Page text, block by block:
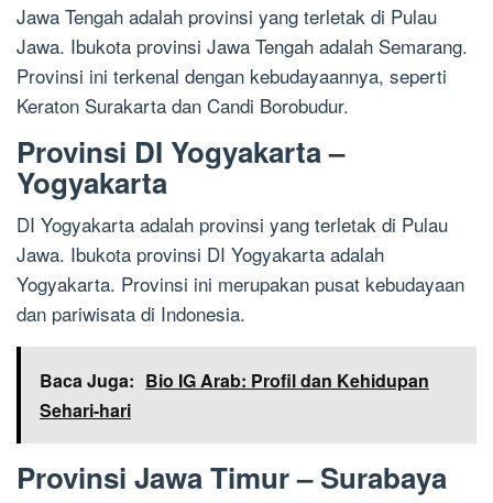
Jawa Tengah adalah provinsi yang terletak di Pulau
Jawa. Ibukota provinsi Jawa Tengah adalah Semarang.
Provinsi ini terkenal dengan kebudayaannya, seperti
Keraton Surakarta dan Candi Borobudur.
Provinsi DI Yogyakarta –
Yogyakarta
DI Yogyakarta adalah provinsi yang terletak di Pulau
Jawa. Ibukota provinsi DI Yogyakarta adalah
Yogyakarta. Provinsi ini merupakan pusat kebudayaan
dan pariwisata di Indonesia.
Baca Juga: Bio IG Arab: Profil dan Kehidupan
Sehari-hari
Provinsi Jawa Timur – Surabaya